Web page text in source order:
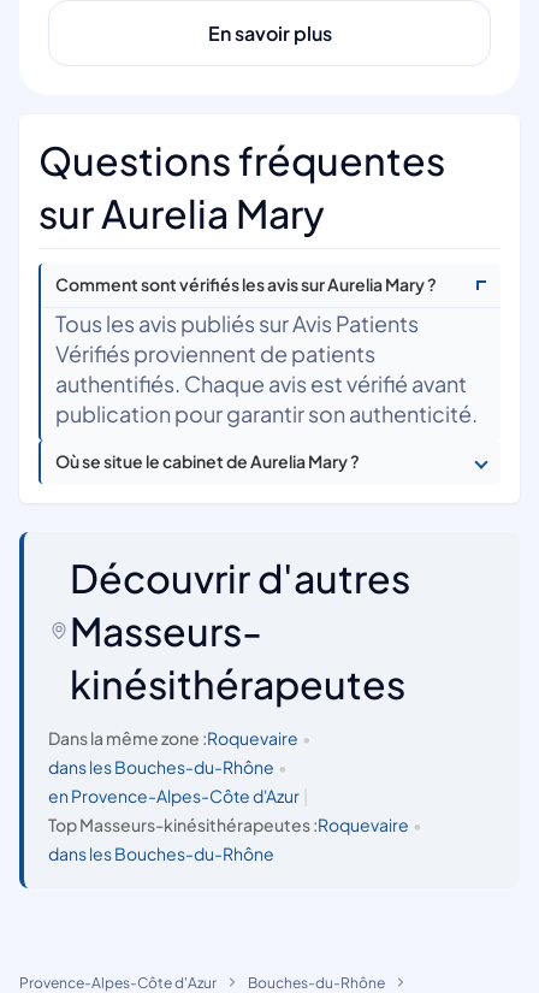
En savoir plus
Questions fréquentes
sur Aurelia Mary
Comment sont vérifiés les avis sur Aurelia Mary ?
Tous les avis publiés sur Avis Patients
Vérifiés proviennent de patients
authentifiés. Chaque avis est vérifié avant
publication pour garantir son authenticité.
Où se situe le cabinet de Aurelia Mary ?
Découvrir d'autres
Masseurs-
kinésithérapeutes
Dans la même zone :Roquevaire •
dans les Bouches-du-Rhône •
en Provence-Alpes-Côte d'Azur
Top Masseurs-kinésithérapeutes :Roquevaire •
dans les Bouches-du-Rhône
Provence-Alpes-Côte d'Azur
Bouches-du-Rhône